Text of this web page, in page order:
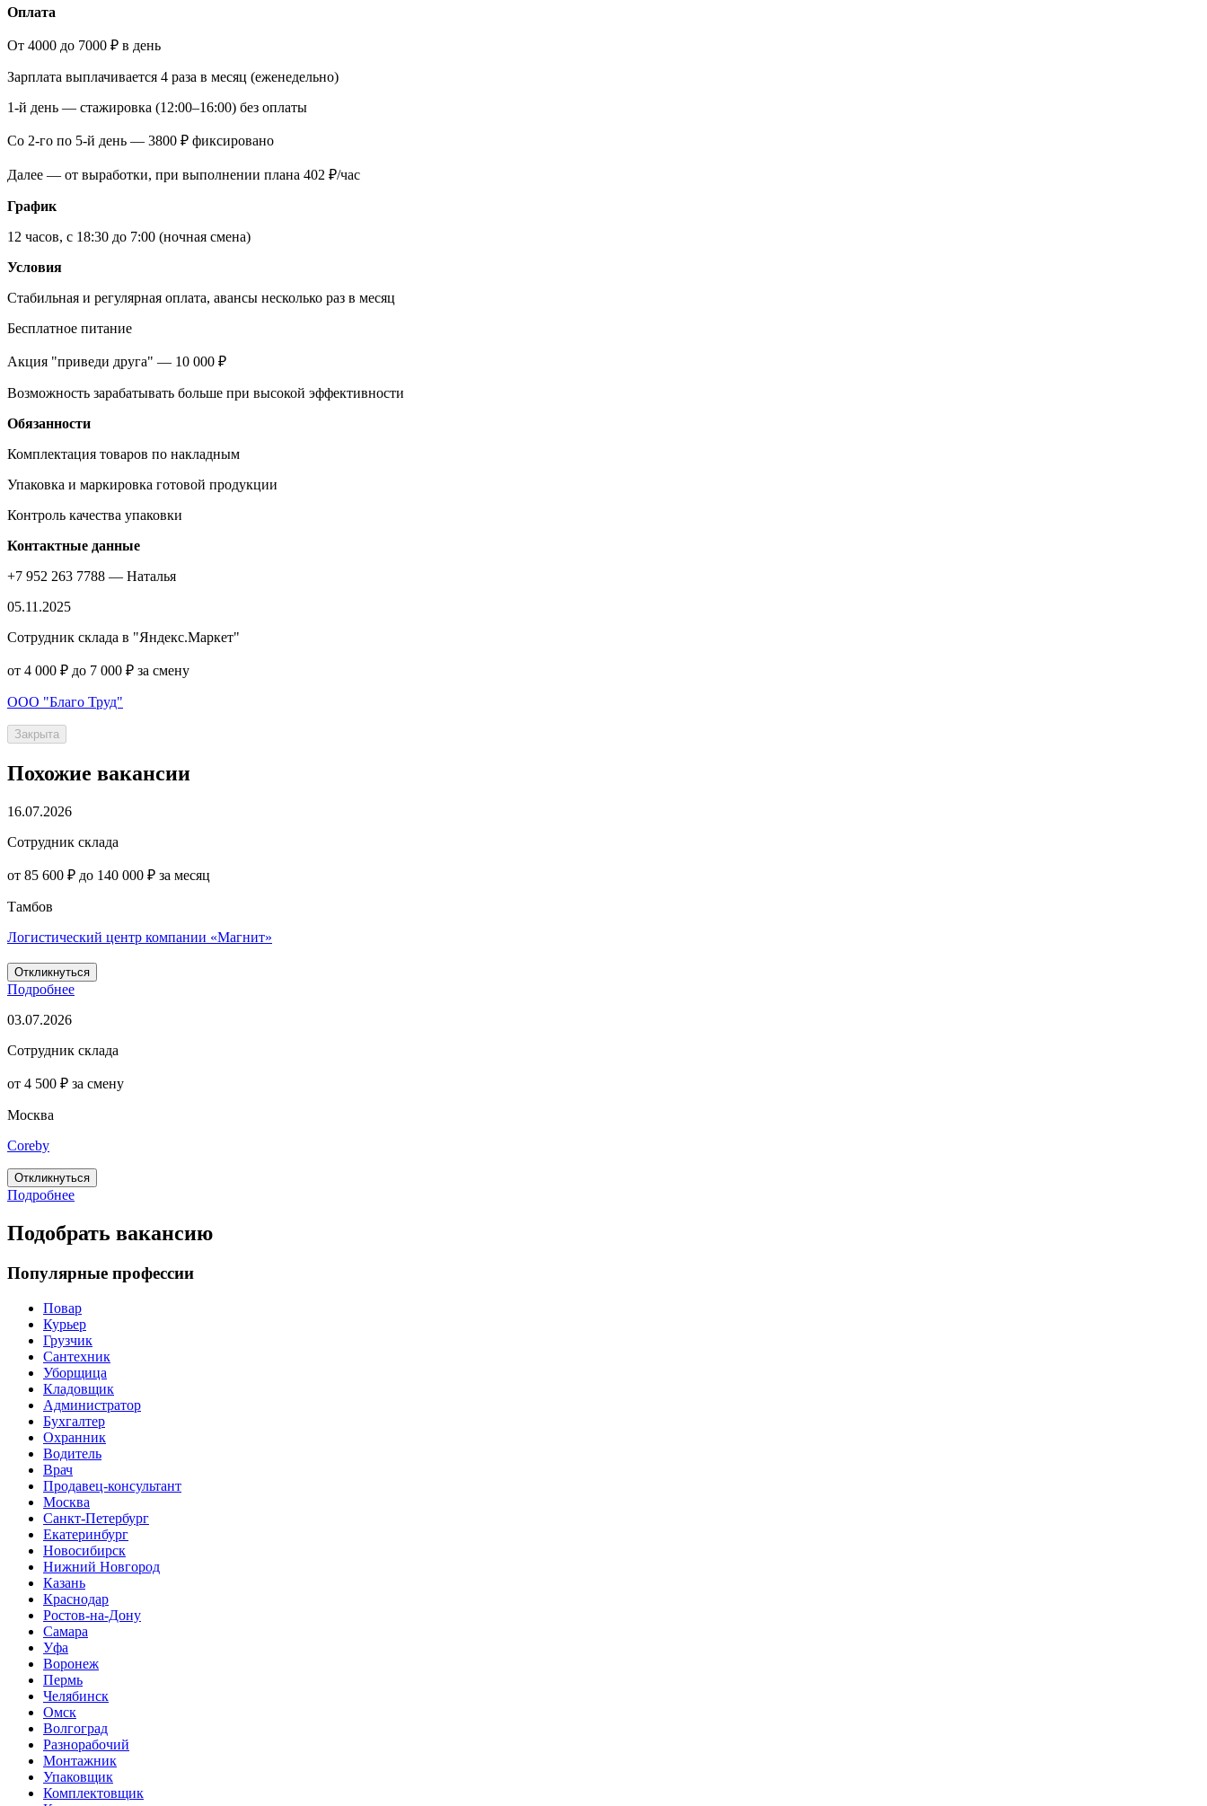
Оплата
От 4000 до 7000 ₽ в день
Зарплата выплачивается 4 раза в месяц (еженедельно)
1-й день — стажировка (12:00–16:00) без оплаты
Со 2-го по 5-й день — 3800 ₽ фиксировано
Далее — от выработки, при выполнении плана 402 ₽/час
График
12 часов, с 18:30 до 7:00 (ночная смена)
Условия
Стабильная и регулярная оплата, авансы несколько раз в месяц
Бесплатное питание
Акция "приведи друга" — 10 000 ₽
Возможность зарабатывать больше при высокой эффективности
Обязанности
Комплектация товаров по накладным
Упаковка и маркировка готовой продукции
Контроль качества упаковки
Контактные данные
+7 952 263 7788 — Наталья
05.11.2025
Сотрудник склада в "Яндекс.Маркет"
от 4 000 ₽ до 7 000 ₽ за смену
ООО "Благо Труд"
Закрыта
Похожие вакансии
16.07.2026
Сотрудник склада
от 85 600 ₽ до 140 000 ₽ за месяц
Тамбов
Логистический центр компании «Магнит»
Откликнуться
Подробнее
03.07.2026
Cотрудник склада
от 4 500 ₽ за смену
Москва
Coreby
Откликнуться
Подробнее
Подобрать вакансию
Популярные профессии
Повар
Курьер
Грузчик
Сантехник
Уборщица
Кладовщик
Администратор
Бухгалтер
Охранник
Водитель
Врач
Продавец-консультант
Москва
Санкт-Петербург
Екатеринбург
Новосибирск
Нижний Новгород
Казань
Краснодар
Ростов-на-Дону
Самара
Уфа
Воронеж
Пермь
Челябинск
Омск
Волгоград
Разнорабочий
Монтажник
Упаковщик
Комплектовщик